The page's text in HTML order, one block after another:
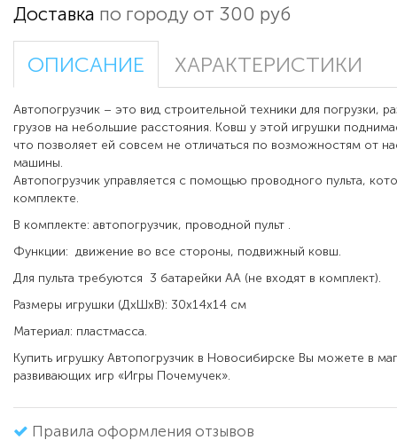
Доставка по городу от 300 руб
ОПИСАНИЕ ХАРАКТЕРИСТИКИ
Автопогрузчик – это вид строительной техники для погрузки,
грузов на небольшие расстояния. Ковш у этой игрушки
что позволяет ей совсем не отличаться по возможностям от
машины.
Автопогрузчик управляется с помощью проводного пульта,
комплекте.
В комплекте: автопогрузчик, проводной пульт .
Функции: движение во все стороны, подвижный ковш.
Для пульта требуются 3 батарейки АА (не входят в комплект).
Размеры игрушки (ДхШхВ): 30х14х14 см
Материал: пластмасса.
Купить игрушку Автопогрузчик в Новосибирске Вы можете в
развивающих игр «Игры Почемучек».
Правила оформления отзывов